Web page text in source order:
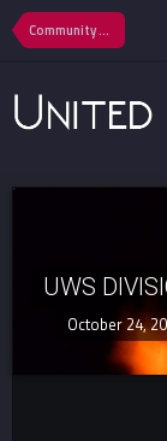
Community Calendar
UWS
October 24,